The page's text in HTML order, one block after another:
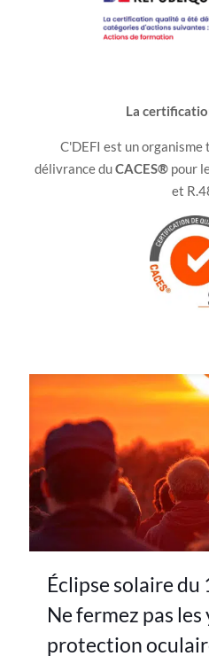
La
C'DEFI est un
délivrance duCACES® pour
et
Éclipse solaire du
Ne fermez pas les
protection